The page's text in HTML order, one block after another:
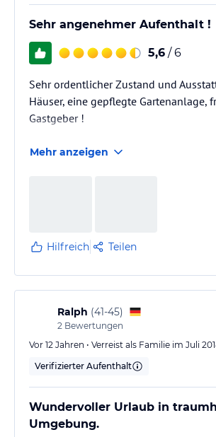
Sehr angenehmer Aufenthalt !
5,6 / 6
Sehr ordentlicher Zustand und
Häuser, eine gepflegte Gartenanlage,
Gastgeber !
Mehr anzeigen
Hilfreich Teilen
Ralph (41-45)
2 Bewertungen
Vor 12 Jahren • Verreist als Familie im Juli
Verifizierter Aufenthalt
Wundervoller Urlaub in
Umgebung.